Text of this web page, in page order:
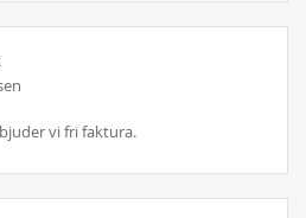
vi fri faktura.